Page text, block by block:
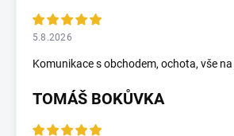
5.8.2026
Komunikace s obchodem, ochota, vše
TOMÁŠ BOKŮVKA